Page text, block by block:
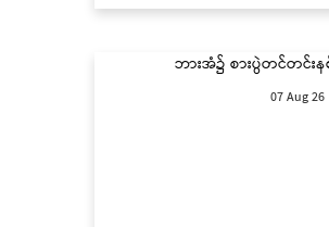
ဘားအံ၌ စားပွဲတင်တင်း
07 Aug 26